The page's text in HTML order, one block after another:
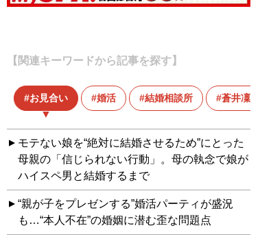
【関連キーワードから記事を探す】
お見合い 婚活 結婚相談所 蒼井凜花
モテない娘を“絶対に結婚させるため”にとった
母親の「信じられない行動」。母の執念で娘が
ハイスペ男と結婚するまで
“親が子をプレゼンする”婚活パーティが盛況
も…“本人不在”の婚姻に潜む歪な問題点